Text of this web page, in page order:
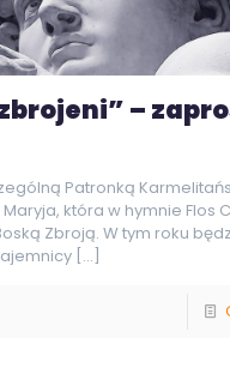
–
Patronką
która w hymnie Flos
Zbroją. W tym roku
[…]